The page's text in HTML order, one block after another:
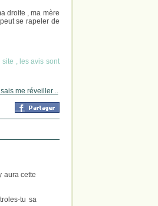
droite , ma mère
se rapeler de
, les avis sont
me réveiller ..
aura cette
tu sa